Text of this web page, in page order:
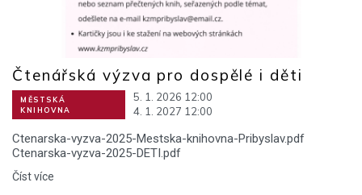
MĚSTSKÁ
KNIHOVNA
5. 1. 2026 12:00
4. 1. 2027 12:00
Čtenářská výzva pro dospělé i děti
Ctenarska-vyzva-2025-Mestska-knihovna-Pribyslav.pdf
Ctenarska-vyzva-2025-DETI.pdf
Číst více